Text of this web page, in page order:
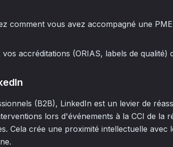
comment vous avez accompagné une
accréditations (ORIAS, labels de qualité)
(B2B), LinkedIn est un levier de
lors d'événements à la CCI de la
Cela crée une proximité intellectuelle avec